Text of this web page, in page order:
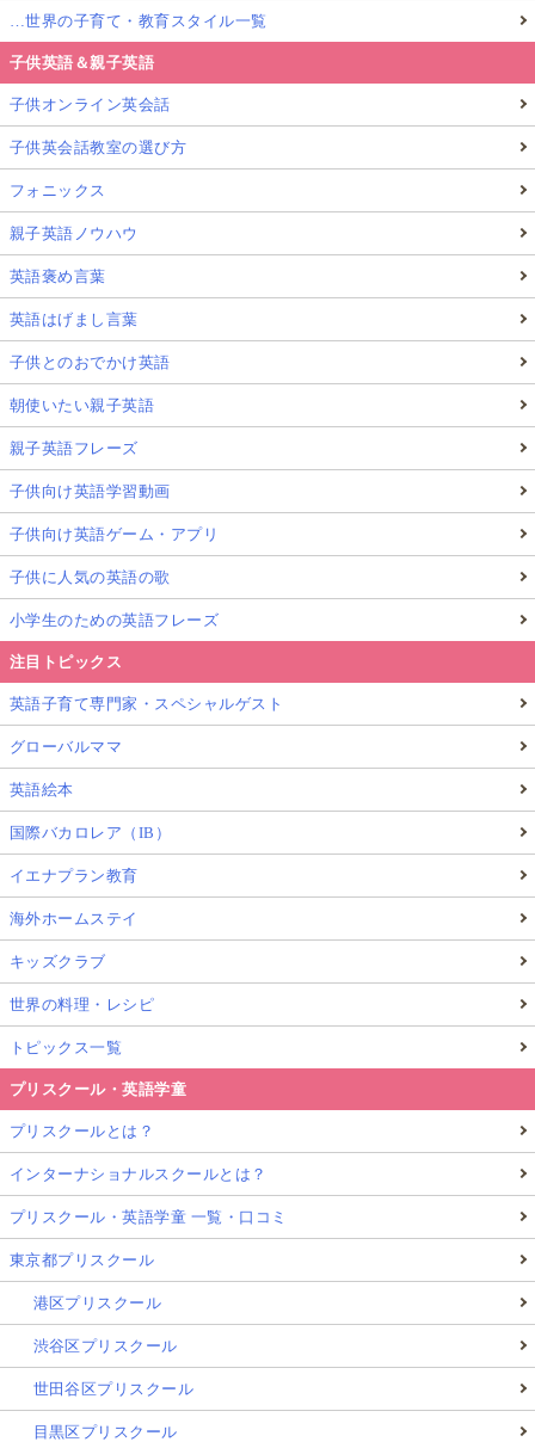
…世界の子育て・教育スタイル一覧
子供英語＆親子英語
子供オンライン英会話
子供英会話教室の選び方
フォニックス
親子英語ノウハウ
英語褒め言葉
英語はげまし言葉
子供とのおでかけ英語
朝使いたい親子英語
親子英語フレーズ
子供向け英語学習動画
子供向け英語ゲーム・アプリ
子供に人気の英語の歌
小学生のための英語フレーズ
注目トピックス
英語子育て専門家・スペシャルゲスト
グローバルママ
英語絵本
国際バカロレア（IB）
イエナプラン教育
海外ホームステイ
キッズクラブ
世界の料理・レシピ
トピックス一覧
プリスクール・英語学童
プリスクールとは？
インターナショナルスクールとは？
プリスクール・英語学童 一覧・口コミ
東京都プリスクール
港区プリスクール
渋谷区プリスクール
世田谷区プリスクール
目黒区プリスクール